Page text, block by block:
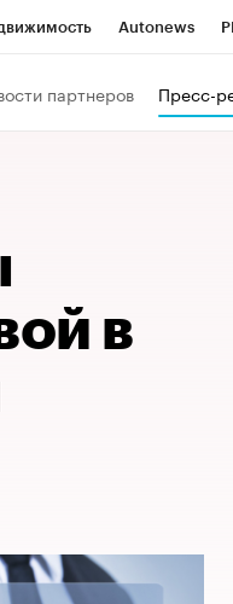
Autonews
партнеров Пресс-
в